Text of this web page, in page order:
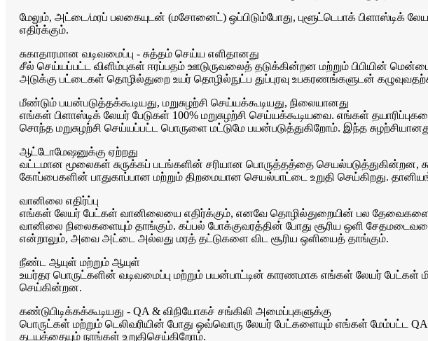
மேலும், அட்டை/மரப் பலகையுடன் (மசோனைட்) ஒப்பிடும்போது, ​​புளூட்டெபாக் பிளாஸ்டிக்
எதிர்க்கும்.
சுகாதாரமான வடிவமைப்பு - சுத்தம் செய்ய எளிதானது
சீல் செய்யப்பட்ட விளிம்புகள் ஈரப்பதம் ஊடுருவலைத் தடுக்கின்றன மற்றும் பிபியின்
அடுக்கு பட்டைகள் தொழில்துறை உயர் தொழில்நுட்ப துப்புரவு உபகரணங்களுடன்
மீண்டும் பயன்படுத்தக்கூடியது, மறுசுழற்சி செய்யக்கூடியது, நிலையானது
எங்கள் பிளாஸ்டிக் லேயர் பேடுகள் 100% மறுசுழற்சி செய்யக்கூடியவை. எங்கள்
சொந்த மறுசுழற்சி செய்யப்பட்ட பொருளை மட்டுமே பயன்படுத்துகிறோம். இந்த
ஆட்டோமேஷனுக்கு ஏற்றது
வட்டமான மூலைகள் சுருக்கப் படங்களின் சரியான பொருத்தத்தை செயல்படுத்துகின்றன,
கோப்பைகளின் பாதுகாப்பான மற்றும் திறமையான செயல்பாட்டை உறுதி செய்கிறது.
வானிலை எதிர்ப்பு
எங்கள் லேயர் பேட்கள் வானிலையை எதிர்க்கும், எனவே தொழில்துறையின் பல தேவைகளை
வானிலை நிலைகளையும் தாங்கும். கப்பல் போக்குவரத்தின் போது சூரிய ஒளி
என்றாலும், அவை அட்டை அல்லது மரத் தட்டுகளை விட சூரிய ஒளியைத் தாங்கும்.
நீண்ட ஆயுள் மற்றும் ஆயுள்
உயர்தர பொருட்களின் வடிவமைப்பு மற்றும் பயன்பாட்டின் காரணமாக எங்கள் லேயர்
செய்கின்றன.
கண்டுபிடிக்கக்கூடியது - QA & விநியோகச் சங்கிலி அமைப்புகளுக்கு
பொருட்கள் மற்றும் டெலிவரியின் போது ஒவ்வொரு லேயர் பேட்களையும் எங்கள் மேம்பட்ட
தடயத்தையும் நாங்கள் உறுதிசெய்கிறோம்.